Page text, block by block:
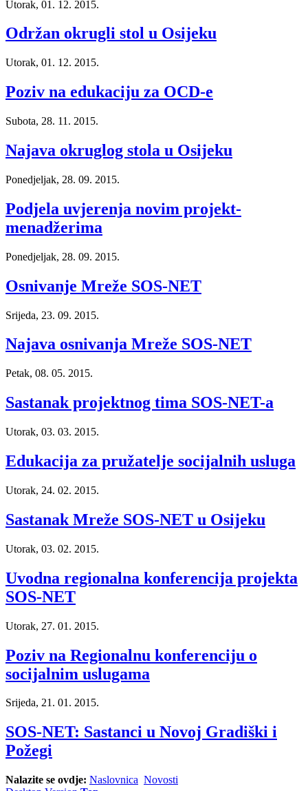
Utorak, 01. 12. 2015.
Održan okrugli stol u Osijeku
Utorak, 01. 12. 2015.
Poziv na edukaciju za OCD-e
Subota, 28. 11. 2015.
Najava okruglog stola u Osijeku
Ponedjeljak, 28. 09. 2015.
Podjela uvjerenja novim projekt-
menadžerima
Ponedjeljak, 28. 09. 2015.
Osnivanje Mreže SOS-NET
Srijeda, 23. 09. 2015.
Najava osnivanja Mreže SOS-NET
Petak, 08. 05. 2015.
Sastanak projektnog tima SOS-NET-a
Utorak, 03. 03. 2015.
Edukacija za pružatelje socijalnih usluga
Utorak, 24. 02. 2015.
Sastanak Mreže SOS-NET u Osijeku
Utorak, 03. 02. 2015.
Uvodna regionalna konferencija projekta
SOS-NET
Utorak, 27. 01. 2015.
Poziv na Regionalnu konferenciju o
socijalnim uslugama
Srijeda, 21. 01. 2015.
SOS-NET: Sastanci u Novoj Gradiški i
Požegi
Nalazite se ovdje: Naslovnica Novosti